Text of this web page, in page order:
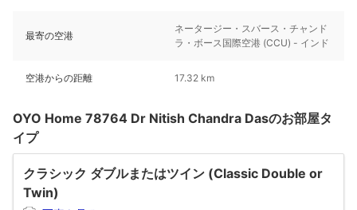
最寄の空港
ネータージー・スバース・チャンド
ラ・ボース国際空港 (CCU) - インド
空港からの距離 17.32 km
OYO Home 78764 Dr Nitish Chandra Dasのお部屋タ
イプ
クラシック ダブルまたはツイン (Classic Double or
Twin)